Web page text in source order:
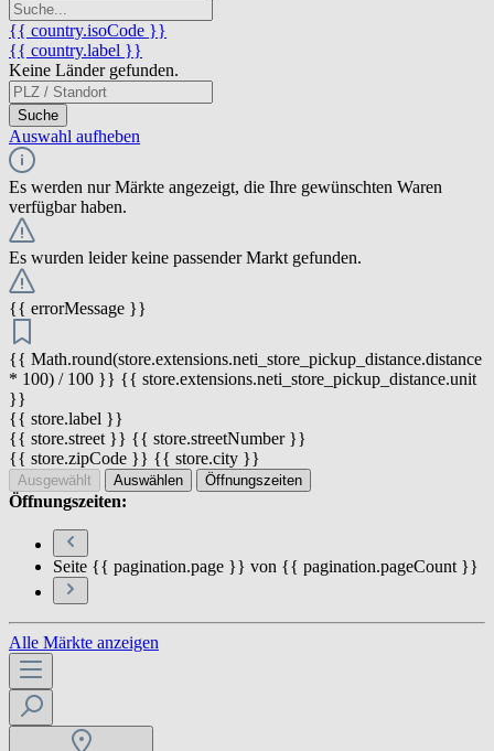
{{ country.isoCode }}
{{ country.label }}
Keine Länder gefunden.
Suche
Auswahl aufheben
Es werden nur Märkte angezeigt, die Ihre gewünschten Waren
verfügbar haben.
Es wurden leider keine passender Markt gefunden.
{{ errorMessage }}
{{ Math.round(store.extensions.neti_store_pickup_distance.distance
* 100) / 100 }} {{ store.extensions.neti_store_pickup_distance.unit
}}
{{ store.label }}
{{ store.street }} {{ store.streetNumber }}
{{ store.zipCode }} {{ store.city }}
Ausgewählt Auswählen Öffnungszeiten
Öffnungszeiten:
Seite {{ pagination.page }} von {{ pagination.pageCount }}
Alle Märkte anzeigen